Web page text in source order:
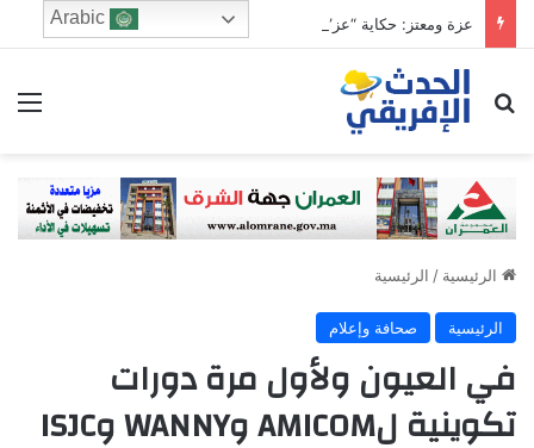
عزة ومعتز: حكاية “عز” في غمار شارع المُعزفي قلب القاهرة التي لا تنام
ابحث عن
الرئيسية / الرئيسية
الرئيسية صحافة وإعلام
في العيون ولأول مرة دورات
تكوينية لAMICOM وWANNY وISJC
Arabic